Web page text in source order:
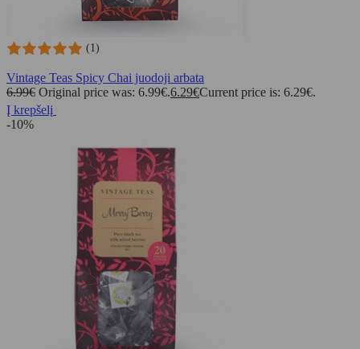
(1)
Vintage Teas Spicy Chai juodoji arbata
6.99€ Original price was: 6.99€.6.29€Current price is: 6.29€.
Į krepšelį
-10%